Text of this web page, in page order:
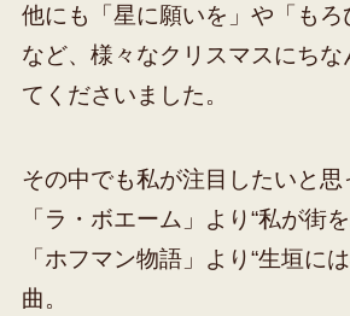
他にも「星に願いを」や「もろ
など、様々なクリスマスにちな
てくださいました。
その中でも私が注目したいと思
「ラ・ボエーム」より“私が街
「ホフマン物語」より“生垣に
曲。